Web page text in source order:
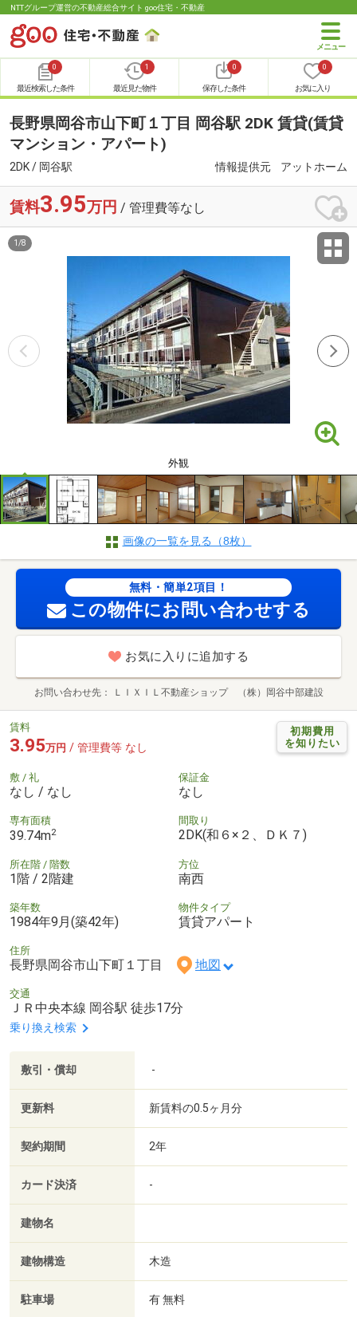
NTTグループ運営の不動産総合サイト goo住宅・不動産
0
最近検索した条件
1
最近見た物件
0
保存した条件
0
お気に入り
長野県岡谷市山下町１丁目 岡谷駅 2DK 賃貸(賃貸
マンション・アパート)
2DK / 岡谷駅 情報提供元 アットホーム
賃料3.95万円 / 管理費等なし
外観
1 /8
画像の一覧を見る（8枚）
無料・簡単2項目！
この物件にお問い合わせする
お気に入りに追加する
お問い合わせ先 ＬＩＸＩＬ不動産ショップ （株）岡谷中部建設
初期費用
を知りたい
賃料
3.95万円 / 管理費等 なし
敷 / 礼
なし / なし
保証金
なし
専有面積
39.74m2
間取り
2DK(和６×２、ＤＫ７)
所在階 / 階数
1階 / 2階建
方位
南西
築年数
1984年9月(築42年)
物件タイプ
賃貸アパート
住所
長野県岡谷市山下町１丁目 地図
交通
ＪＲ中央本線 岡谷駅 徒歩17分
乗り換え検索
敷引・償却 -
更新料 新賃料の0.5ヶ月分
契約期間 2年
カード決済 -
建物名
建物構造 木造
駐車場 有 無料